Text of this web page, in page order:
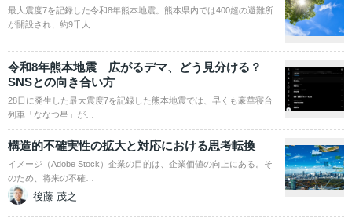
最大震度7を記録した令和8年熊本地震。熊本県内では400超の避難所
が開設され、約9千人…
令和8年熊本地震 広がるデマ、どう見分ける？
SNSとの向き合い方
28日に発生した最大震度7を記録した熊本地震では、早くも豪華寝台
列車「ななつ星」が…
構造的不確実性の拡大と対応における思考転換
イメージ（Adobe Stock）企業の目的は、企業価値の向上にある。そ
のため、将来の不確…
後藤 茂之